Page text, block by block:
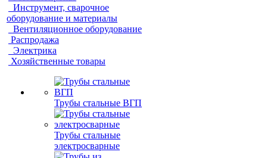
Инструмент, сварочное
оборудование и материалы
Вентиляционное оборудование
Распродажа
Электрика
Хозяйственные товары
Трубы стальные ВГП
Трубы стальные
электросварные